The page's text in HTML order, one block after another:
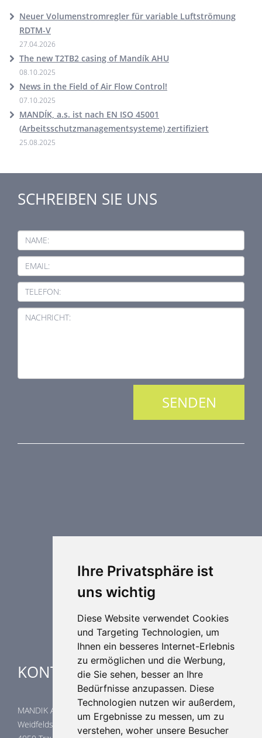
Ihre Privatsphäre ist
uns wichtig
Diese Website verwendet Cookies
und Targeting Technologien, um
Ihnen ein besseres Internet-Erlebnis
zu ermöglichen und die Werbung,
die Sie sehen, besser an Ihre
Bedürfnisse anzupassen. Diese
Technologien nutzen wir außerdem,
um Ergebnisse zu messen, um zu
verstehen, woher unsere Besucher
Neuer Volumenstromregler für variable Luftströmung
RDTM-V
27.04.2026
The new T2TB2 casing of Mandík AHU
08.10.2025
News in the Field of Air Flow Control!
07.10.2025
MANDÍK, a.s. ist nach EN ISO 45001
(Arbeitsschutzmanagementsysteme) zertifiziert
25.08.2025
SCHREIBEN SIE UNS
NAME:
EMAIL:
TELEFON:
NACHRICHT:
Regelungstechnik
Weitere Elemente Lufttechnik
Industrielle heizung und kühlung
KONTAKTE
MANDIK Austria GmbH
Weidfeldstraße 117/1/14